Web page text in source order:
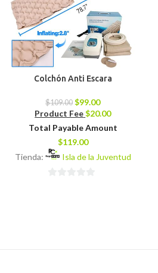
Colchón Anti Escara
$109.00 $99.00
Product Fee$20.00
Total Payable Amount
$119.00
Tienda:
Isla de la Juventud